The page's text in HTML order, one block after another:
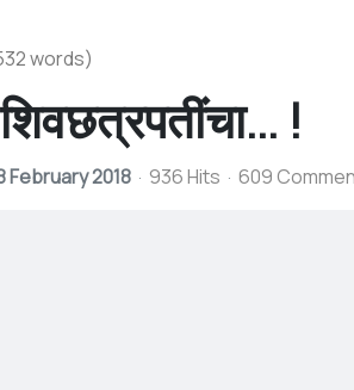
words)
!
February 2018 936 Hits 609